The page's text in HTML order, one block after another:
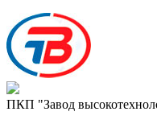
ПКП "Завод